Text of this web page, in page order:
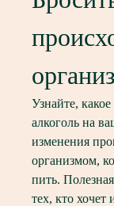
Узнайте,
алкоголь на
изменения
организмом,
пить.
тех, кто хочет